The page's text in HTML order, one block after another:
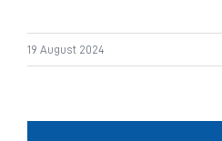
Signalement
19 August 2024